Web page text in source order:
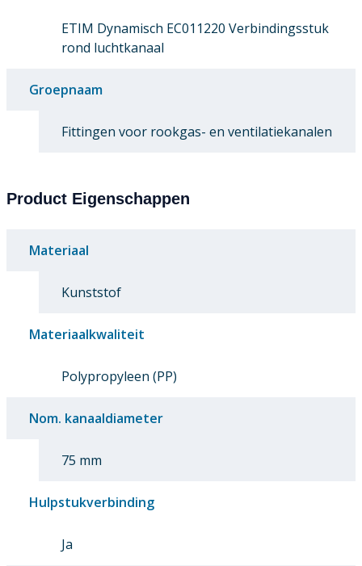
ETIM Dynamisch EC011220 Verbindingsstuk
rond luchtkanaal
Groepnaam
Fittingen voor rookgas- en ventilatiekanalen
Product Eigenschappen
Materiaal
Kunststof
Materiaalkwaliteit
Polypropyleen (PP)
Nom. kanaaldiameter
75 mm
Hulpstukverbinding
Ja